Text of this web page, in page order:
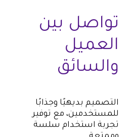
تواصل بين
العميل
والسائق
التصميم بديهيًا وجذابًا
للمستخدمين، مع توفير
تجربة استخدام سلسة